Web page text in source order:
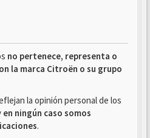
no pertenece, representa o
la marca Citroën o su grupo
la opinión personal de los
en ningún caso somos
.